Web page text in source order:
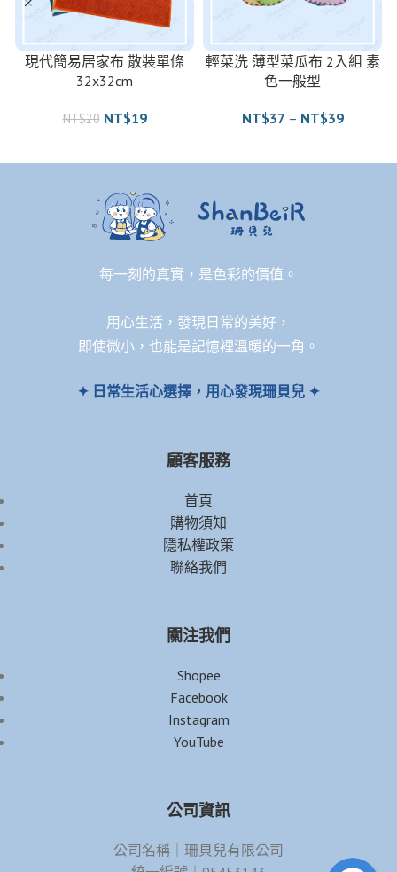
現代簡易居家布 散裝單條
32x32cm
NT$20 NT$19
輕菜洗 薄型菜瓜布 2入組 素
色一般型
NT$37 – NT$39
每一刻的真實，是色彩的價值。
用心生活，發現日常的美好，
即使微小，也能是記憶裡溫暖的一角。
✦ 日常生活心選擇，用心發現珊貝兒 ✦
顧客服務
首頁
購物須知
隱私權政策
聯絡我們
關注我們
Shopee
Facebook
Instagram
YouTube
公司資訊
公司名稱｜珊貝兒有限公司